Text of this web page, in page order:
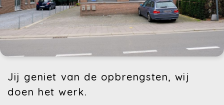
Jij geniet van de opbrengsten, wij
doen het werk.